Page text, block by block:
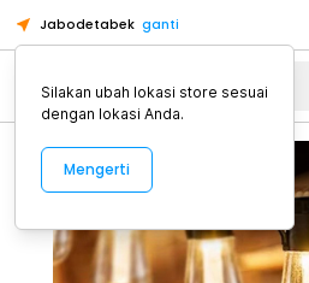
Jabodetabek ganti
Alat Kopi
Silakan ubah lokasi store sesuai
dengan lokasi Anda.
Mengerti